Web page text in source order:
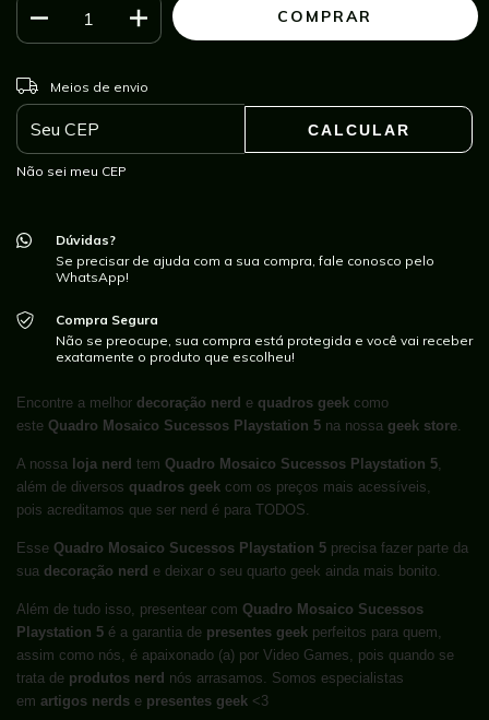
Entregas para o CEP:
Meios de envio
CALCULAR
Não sei meu CEP
Dúvidas?
Se precisar de ajuda com a sua compra, fale conosco pelo
WhatsApp!
Compra Segura
Não se preocupe, sua compra está protegida e você vai receber
exatamente o produto que escolheu!
Encontre a melhor decoração nerd e quadros geek como
este Quadro Mosaico Sucessos Playstation 5 na nossa geek store
A nossa loja nerd tem Quadro Mosaico Sucessos Playstation 5
além de diversos quadros geek com os preços mais acessíveis,
pois acreditamos que ser nerd é para TODOS.
Esse Quadro Mosaico Sucessos Playstation 5 precisa fazer parte da
sua decoração nerd e deixar o seu quarto geek ainda mais bonito.
Além de tudo isso, presentear com Quadro Mosaico Sucessos
Playstation 5 é a garantia de presentes geek perfeitos para quem,
assim como nós, é apaixonado (a) por Video Games, pois quando se
trata de produtos nerd nós arrasamos. Somos especialistas
em artigos nerds e presentes geek <3